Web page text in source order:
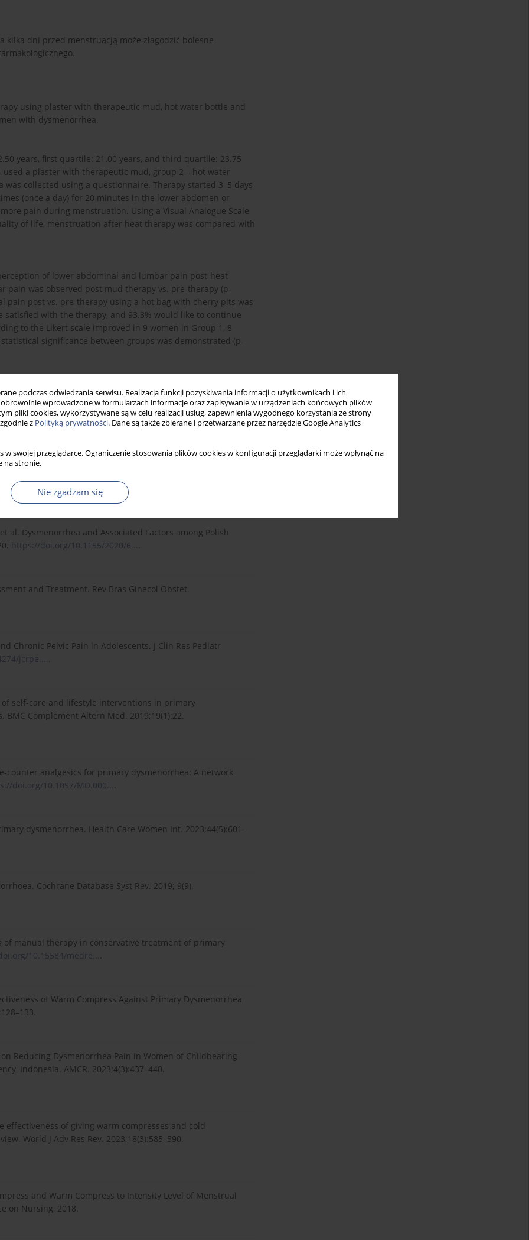
podczas odwiedzania serwisu. Realizacja funkcji pozyskiwania informacji o użytkownikach i ich
wprowadzone w formularzach informacje oraz zapisywanie w urządzeniach końcowych plików
pliki cookies, wykorzystywane są w celu realizacji usług, zapewnienia wygodnego korzystania ze strony
z Polityką prywatności. Dane są także zbierane i przetwarzane przez narzędzie Google Analytics
w swojej przeglądarce. Ograniczenie stosowania plików cookies w konfiguracji przeglądarki może wpłynąć na
na stronie.
Nie zgadzam się
kilka dni przed menstruacją może złagodzić bolesne
using plaster with therapeutic mud, hot water bottle and
with dysmenorrhea.
years, first quartile: 21.00 years, and third quartile: 23.75
a plaster with therapeutic mud, group 2 – hot water
collected using a questionnaire. Therapy started 3–5 days
(once a day) for 20 minutes in the lower abdomen or
pain during menstruation. Using a Visual Analogue Scale
of life, menstruation after heat therapy was compared with
of lower abdominal and lumbar pain post-heat
pain was observed post mud therapy vs. pre-therapy (p-
pain post vs. pre-therapy using a hot bag with cherry pits was
satisfied with the therapy, and 93.3% would like to continue
to the Likert scale improved in 9 women in Group 1, 8
significance between groups was demonstrated (p-
few days before menstruation can reduce dysmenorrhea
of dysmenorrhea and associated risk factors among
2023;19. https://doi.org/10.1177/174550...
al. Dysmenorrhea and Associated Factors among Polish
https://doi.org/10.1155/2020/6... .
and Treatment. Rev Bras Ginecol Obstet.
Chronic Pelvic Pain in Adolescents. J Clin Res Pediatr
jcrpe.... .
of self-care and lifestyle interventions in primary
Complement Altern Med. 2019;19(1):22.
counter analgesics for primary dysmenorrhea: A network
doi.org/10.1097/MD.000... .
dysmenorrhea. Health Care Women Int. 2023;44(5):601–
Cochrane Database Syst Rev. 2019; 9(9).
of manual therapy in conservative treatment of primary
10.15584/medre... .
of Warm Compress Against Primary Dysmenorrhea
Reducing Dysmenorrhea Pain in Women of Childbearing
Indonesia. AMCR. 2023;4(3):437–440.
effectiveness of giving warm compresses and cold
World J Adv Res Rev. 2023;18(3):585–590.
and Warm Compress to Intensity Level of Menstrual
on Nursing, 2018.